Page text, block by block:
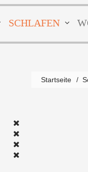
SCHLAFEN
Startseite /